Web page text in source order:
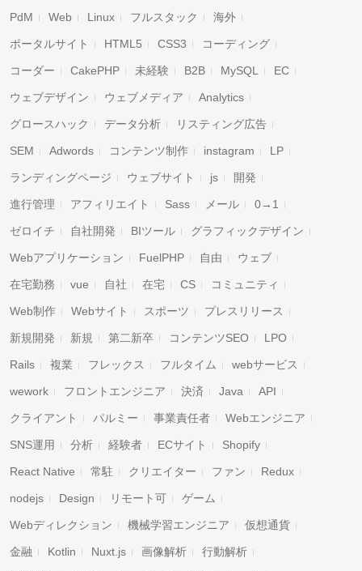
PdM Web Linux フルスタック 海外
ポータルサイト HTML5 CSS3 コーディング
コーダー CakePHP 未経験 B2B MySQL EC
ウェブデザイン ウェブメディア Analytics
グロースハック データ分析 リスティング広告
SEM Adwords コンテンツ制作 instagram LP
ランディングページ ウェブサイト js 開発
進行管理 アフィリエイト Sass メール 0→1
ゼロイチ 自社開発 BIツール グラフィックデザイン
Webアプリケーション FuelPHP 自由 ウェブ
在宅勤務 vue 自社 在宅 CS コミュニティ
Web制作 Webサイト スポーツ プレスリリース
新規開発 新規 第二新卒 コンテンツSEO LPO
Rails 複業 フレックス フルタイム webサービス
wework フロントエンジニア 決済 Java API
クライアント パルミー 事業責任者 Webエンジニア
SNS運用 分析 経験者 ECサイト Shopify
React Native 常駐 クリエイター ファン Redux
nodejs Design リモート可 ゲーム
Webディレクション 機械学習エンジニア 仮想通貨
金融 Kotlin Nuxt.js 画像解析 行動解析